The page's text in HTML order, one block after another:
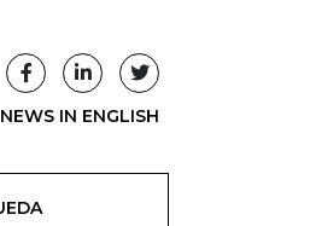
NEWS IN ENGLISH